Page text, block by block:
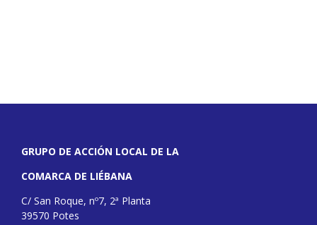
GRUPO DE ACCIÓN LOCAL DE LA
COMARCA DE LIÉBANA
C/ San Roque, nº7, 2ª Planta
39570 Potes